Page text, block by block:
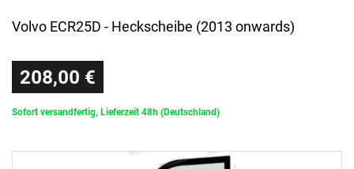
Volvo ECR25D - Heckscheibe (2013 onwards)
208,00 €
Sofort versandfertig, Lieferzeit 48h (Deutschland)